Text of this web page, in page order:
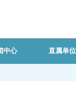
中心 直属单位